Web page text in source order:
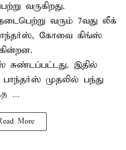
வருகிறது.
வரும் 7வது லீக்
கோவை கிங்ஸ்
சுண்டப்பட்டது. இதில்
முதலில் பந்து
...
More